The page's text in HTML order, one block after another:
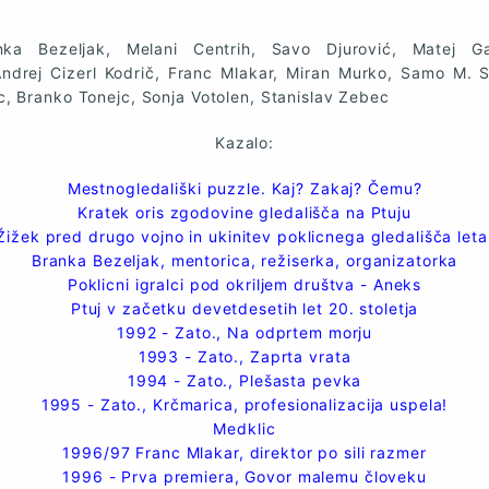
Bezeljak, Melani Centrih, Savo Djurović, Matej
Cizerl Kodrič, Franc Mlakar, Miran Murko, Samo M.
Branko Tonejc, Sonja Votolen, Stanislav Zebec
Kazalo:
Mestnogledališki puzzle. Kaj? Zakaj? Čemu?
Kratek oris zgodovine gledališča na Ptuju
pred drugo vojno in ukinitev poklicnega gledališča
Branka Bezeljak, mentorica, režiserka, organizatorka
Poklicni igralci pod okriljem društva - Aneks
Ptuj v začetku devetdesetih let 20. stoletja
1992 - Zato., Na odprtem morju
1993 - Zato., Zaprta vrata
1994 - Zato., Plešasta pevka
1995 - Zato., Krčmarica, profesionalizacija uspela!
Medklic
1996/97 Franc Mlakar, direktor po sili razmer
1996 - Prva premiera, Govor malemu človeku